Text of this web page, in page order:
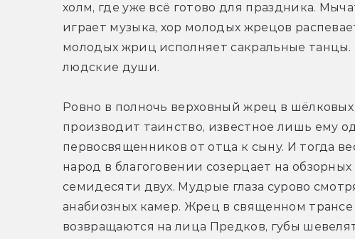
холм, где уже всё готово для праздника.
играет музыка, хор молодых жрецов
молодых жриц исполняет сакральные
людские души.
Ровно в полночь верховный жрец в
производит таинство, известное лишь ему
первосвященников от отца к сыну. И тогда
народ в благоговении созерцает на
семидесяти двух. Мудрые глаза сурово
анабиозных камер. Жрец в священном
возвращаются на лица Предков, губы